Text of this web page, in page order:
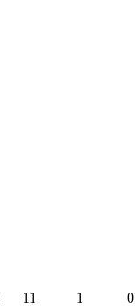
11 1 0